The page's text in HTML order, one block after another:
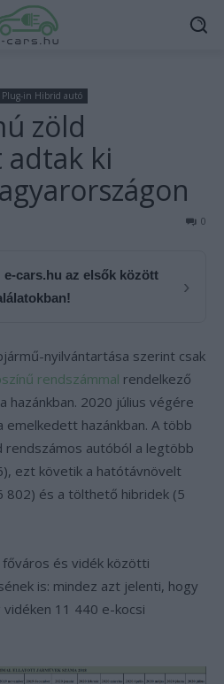
Plug-in Hibrid autó
zöld
adtak ki
0
cars.hu az elsők között
›
nyilvántartása szerint csak
rendszámmal rendelkező
hazánkban. 2020 július végére
hazánkban. A több
rendszámos autóból a legtöbb
ezt követik a hatótávnövelt
és a tölthető hibridek (5
és vidék közötti
is: mindez azt jelenti, hogy
11 440 e-kocsi